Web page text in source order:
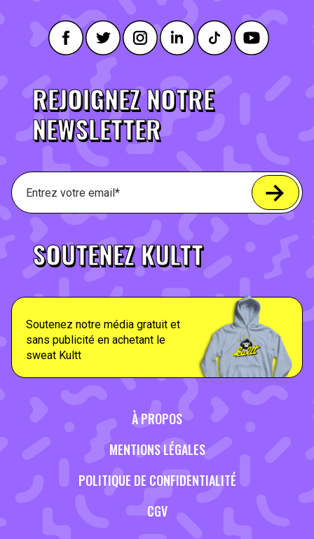
REJOIGNEZ NOTRE
NEWSLETTER
SOUTENEZ KULTT
Soutenez notre média gratuit et
sans publicité en achetant le
sweat Kultt
À PROPOS
MENTIONS LÉGALES
POLITIQUE DE CONFIDENTIALITÉ
CGV